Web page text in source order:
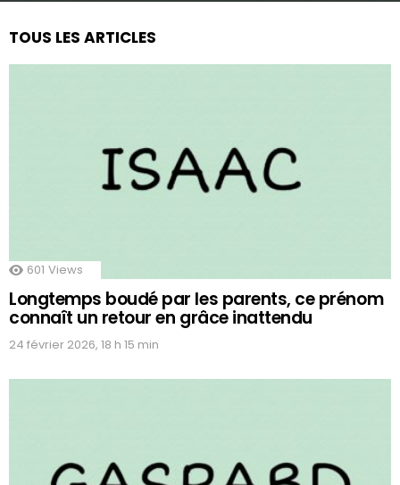
TOUS LES ARTICLES
601 Views
Longtemps boudé par les parents, ce prénom
connaît un retour en grâce inattendu
24 février 2026, 18 h 15 min